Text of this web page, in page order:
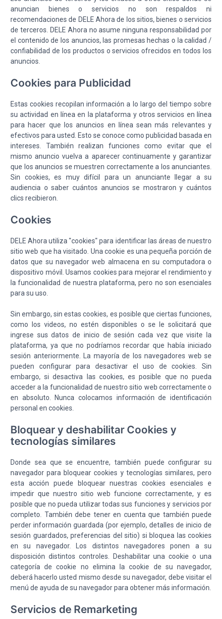
anuncian bienes o servicios no son respaldos ni
recomendaciones de DELE Ahora de los sitios, bienes o servicios
de terceros. DELE Ahora no asume ninguna responsabilidad por
el contenido de los anuncios, las promesas hechas o la calidad /
confiabilidad de los productos o servicios ofrecidos en todos los
anuncios.
Cookies para Publicidad
Estas cookies recopilan información a lo largo del tiempo sobre
su actividad en línea en la plataforma y otros servicios en línea
para hacer que los anuncios en línea sean más relevantes y
efectivos para usted. Esto se conoce como publicidad basada en
intereses. También realizan funciones como evitar que el
mismo anuncio vuelva a aparecer continuamente y garantizar
que los anuncios se muestren correctamente a los anunciantes.
Sin cookies, es muy difícil para un anunciante llegar a su
audiencia o saber cuántos anuncios se mostraron y cuántos
clics recibieron.
Cookies
DELE Ahora utiliza "cookies" para identificar las áreas de nuestro
sitio web que ha visitado. Una cookie es una pequeña porción de
datos que su navegador web almacena en su computadora o
dispositivo móvil. Usamos cookies para mejorar el rendimiento y
la funcionalidad de nuestra plataforma, pero no son esenciales
para su uso.
Sin embargo, sin estas cookies, es posible que ciertas funciones,
como los videos, no estén disponibles o se le solicitará que
ingrese sus datos de inicio de sesión cada vez que visite la
plataforma, ya que no podríamos recordar que había iniciado
sesión anteriormente. La mayoría de los navegadores web se
pueden configurar para desactivar el uso de cookies. Sin
embargo, si desactiva las cookies, es posible que no pueda
acceder a la funcionalidad de nuestro sitio web correctamente o
en absoluto. Nunca colocamos información de identificación
personal en cookies.
Bloquear y deshabilitar Cookies y
tecnologías similares
Donde sea que se encuentre, también puede configurar su
navegador para bloquear cookies y tecnologías similares, pero
esta acción puede bloquear nuestras cookies esenciales e
impedir que nuestro sitio web funcione correctamente, y es
posible que no pueda utilizar todas sus funciones y servicios por
completo. También debe tener en cuenta que también puede
perder información guardada (por ejemplo, detalles de inicio de
sesión guardados, preferencias del sitio) si bloquea las cookies
en su navegador. Los distintos navegadores ponen a su
disposición distintos controles. Deshabilitar una cookie o una
categoría de cookie no elimina la cookie de su navegador,
deberá hacerlo usted mismo desde su navegador, debe visitar el
menú de ayuda de su navegador para obtener más información.
Servicios de Remarketing